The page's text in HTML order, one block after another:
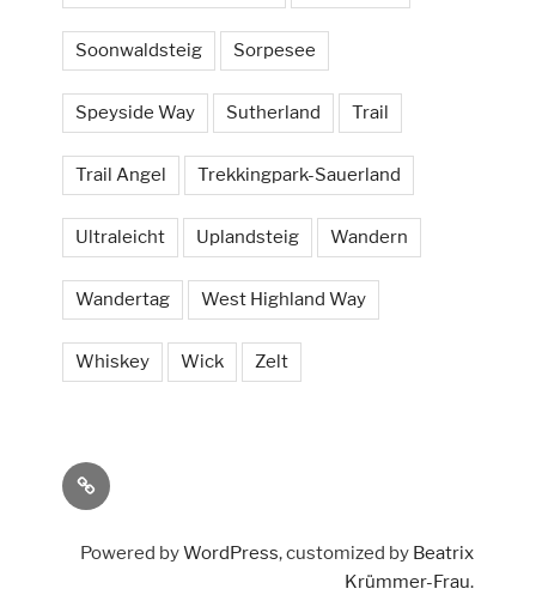
Soonwaldsteig Sorpesee
Speyside Way Sutherland Trail
Trail Angel Trekkingpark-Sauerland
Ultraleicht Uplandsteig Wandern
Wandertag West Highland Way
Whiskey Wick Zelt
Social
Powered byWordPress, customized by Beatrix
Krümmer-Frau.